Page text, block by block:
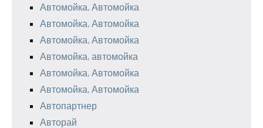
Автомойка, Автомойка
Автомойка, Автомойка
Автомойка, Автомойка
Автомойка, автомойка
Автомойка, Автомойка
Автомойка, Автомойка
Автопартнер
Авторай